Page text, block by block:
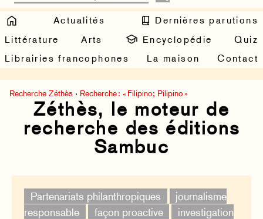
Actualités
Dernières parutions
Littérature
Arts Encyclopédie
Quiz
Librairies francophones
La maison Contact
Recherche Zéthès › Recherche : « Filipino; Pilipino »
Zéthès, le moteur de
recherche des éditions
Sambuc
Partenariats philanthropiques
journalisme
responsable
façon proactive
investigation